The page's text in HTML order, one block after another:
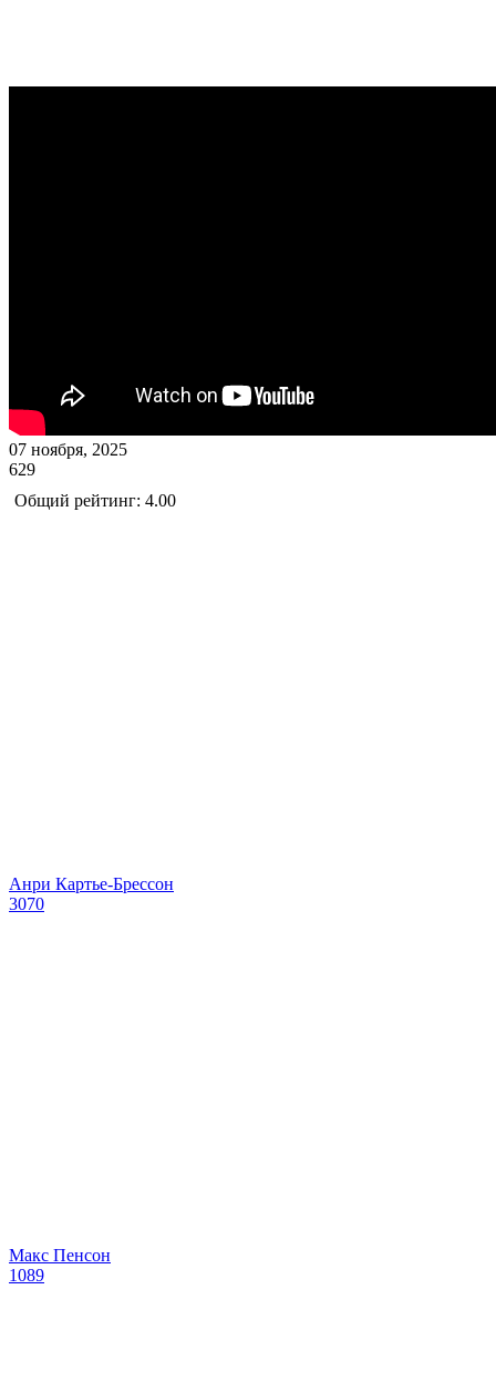
07 ноября, 2025
629
Общий рейтинг: 4.00
Анри Картье-Брессон
3070
Макс Пенсон
1089